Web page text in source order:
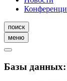
поиск
меню
Базы данных: